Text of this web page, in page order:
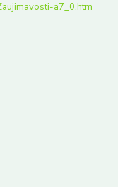
a7_0.htm